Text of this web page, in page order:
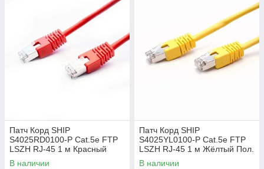
Патч Корд SHIP
S4025RD0100-P Cat.5e FTP
LSZH RJ-45 1 м Красный
Экранированный Пол. пакет
В наличии
Патч Корд SHIP
S4025YL0100-P Cat.5e FTP
LSZH RJ-45 1 м Жёлтый Пол.
пакет
В наличии